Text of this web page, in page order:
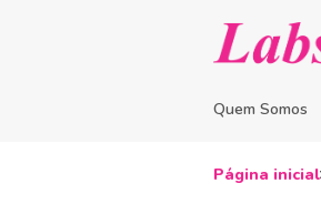
Quem Somos
Página inicial